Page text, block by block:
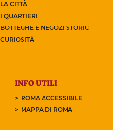
LA CITTÀ
I QUARTIERI
BOTTEGHE E NEGOZI STORICI
CURIOSITÀ
INFO UTILI
ROMA ACCESSIBILE
MAPPA DI ROMA